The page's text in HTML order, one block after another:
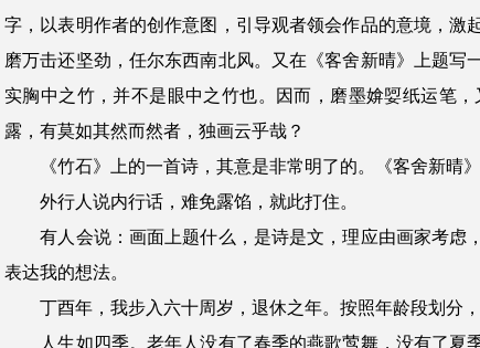
字，以表明作者的创作意图，引导观者领会作品的意境，
磨万击还坚劲，任尔东西南北风。又在《客舍新晴》上题
实胸中之竹，并不是眼中之竹也。因而，磨墨媕娿纸运笔
露，有莫如其然而然者，独画云乎哉？
《竹石》上的一首诗，其意是非常明了的。《客舍新晴
外行人说内行话，难免露馅，就此打住。
有人会说：画面上题什么，是诗是文，理应由画家考
表达我的想法。
丁酉年，我步入六十周岁，退休之年。按照年龄段划分
人生如四季。老年人没有了春季的燕歌莺舞，没有了